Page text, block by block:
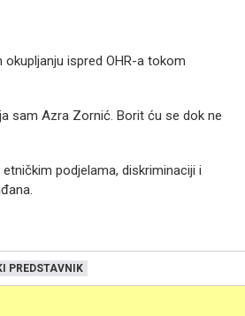
ispred OHR-a tokom
sam Azra Zornić. Borit ću se dok ne
podjelama, diskriminaciji i
PREDSTAVNIK